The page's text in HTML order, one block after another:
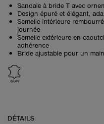
Sandale à bride T avec
Design épuré et élégant,
Semelle intérieure
journée
Semelle extérieure en
adhérence
Bride ajustable pour un
CUIR
DÉTAILS